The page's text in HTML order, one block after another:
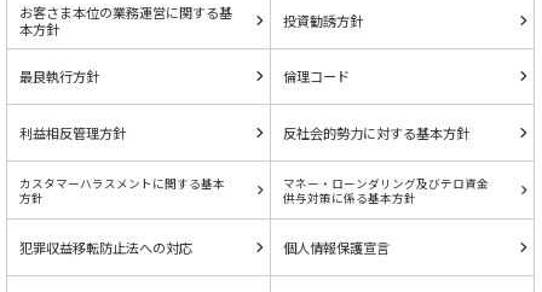
お客さま本位の業務運営に関する基
本方針
投資勧誘方針
最良執行方針 倫理コード
利益相反管理方針 反社会的勢力に対する基本方針
カスタマーハラスメントに関する基本
方針
マネー・ローンダリング及びテロ資金
供与対策に係る基本方針
犯罪収益移転防止法への対応 個人情報保護宣言